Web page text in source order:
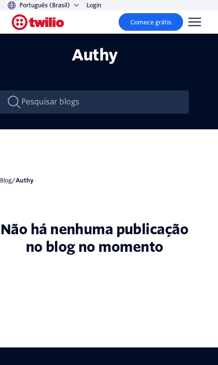
Português (Brasil) Login
Comece grátis
Authy
Blog/ Authy
Não há nenhuma publicação
no blog no momento